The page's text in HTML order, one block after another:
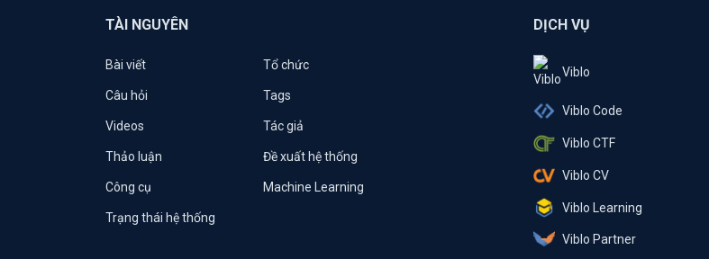
TÀI NGUYÊN
Bài viết Tổ chức
Câu hỏi Tags
Videos Tác giả
Thảo luận Đề xuất hệ thống
Công cụ Machine Learning
Trạng thái hệ thống
DỊCH VỤ
Viblo
Viblo Code
Viblo CTF
Viblo CV
Viblo Learning
Viblo Partner